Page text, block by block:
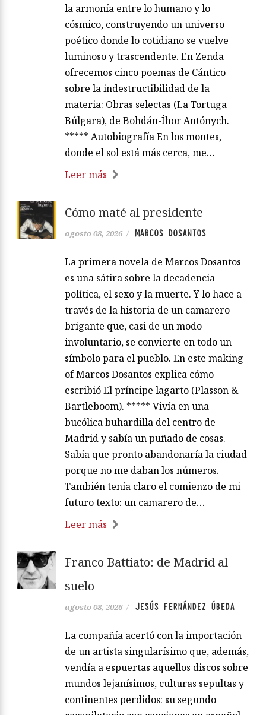
la armonía entre lo humano y lo
cósmico, construyendo un universo
poético donde lo cotidiano se vuelve
luminoso y trascendente. En Zenda
ofrecemos cinco poemas de Cántico
sobre la indestructibilidad de la
materia: Obras selectas (La Tortuga
Búlgara), de Bohdán-Íhor Antónych.
***** Autobiografía En los montes,
donde el sol está más cerca, me…
Leer más
Cómo maté al presidente
agosto 08, 2026 / MARCOS DOSANTOS
La primera novela de Marcos Dosantos
es una sátira sobre la decadencia
política, el sexo y la muerte. Y lo hace a
través de la historia de un camarero
brigante que, casi de un modo
involuntario, se convierte en todo un
símbolo para el pueblo. En este making
of Marcos Dosantos explica cómo
escribió El príncipe lagarto (Plasson &
Bartleboom). ***** Vivía en una
bucólica buhardilla del centro de
Madrid y sabía un puñado de cosas.
Sabía que pronto abandonaría la ciudad
porque no me daban los números.
También tenía claro el comienzo de mi
futuro texto: un camarero de…
Leer más
Franco Battiato: de Madrid al
suelo
agosto 08, 2026 / JESÚS FERNÁNDEZ ÚBEDA
La compañía acertó con la importación
de un artista singularísimo que, además,
vendía a espuertas aquellos discos sobre
mundos lejanísimos, culturas sepultas y
continentes perdidos: su segundo